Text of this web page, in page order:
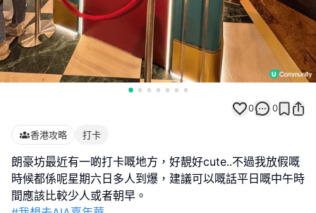
0 0
香港攻略 打卡
朗豪坊最近有一啲打卡嘅地方，好靚好cute..不過我放假嘅
時候都係呢星期六日多人到爆，建議可以嘅話平日嘅中午時